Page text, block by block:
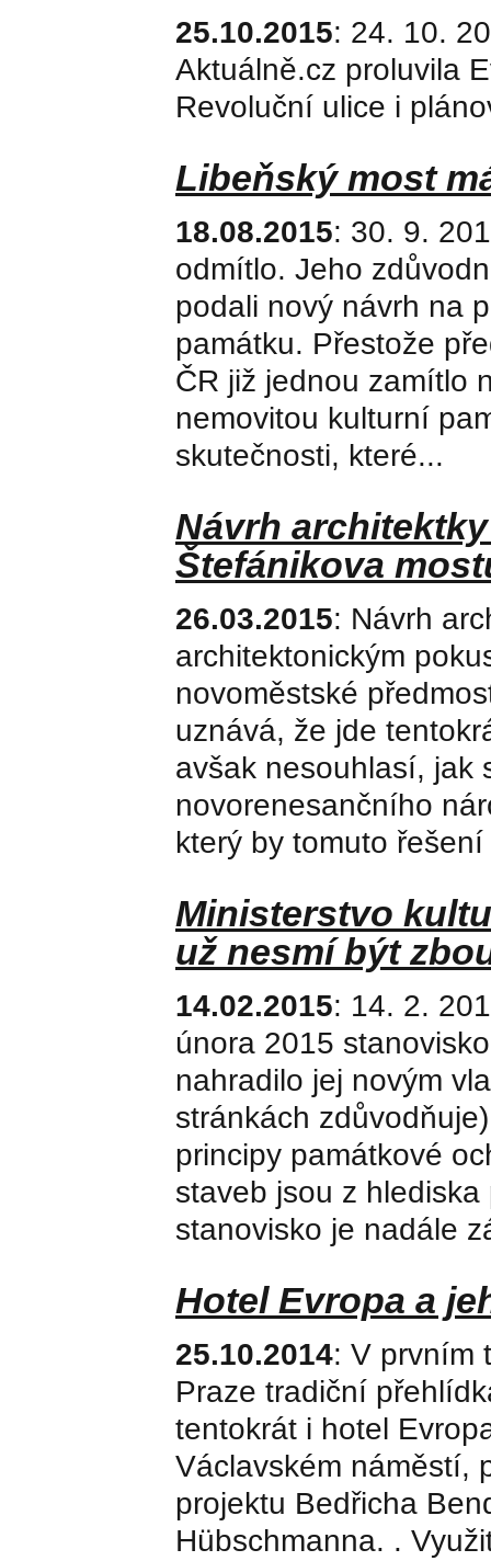
25.10.2015: 24. 10.
Aktuálně.cz proluvila
Revoluční ulice i
Libeňský most
18.08.2015: 30. 9.
odmítlo. Jeho
podali nový návrh na
památku. Přestože
ČR již jednou zamítlo
nemovitou kulturní
skutečnosti, které...
Návrh
Štefánikova
26.03.2015: Návrh
architektonickým
novoměstské
uznává, že jde
avšak nesouhlasí, jak
novorenesančního
který by tomuto
Ministerstvo
už nesmí být
14.02.2015: 14. 2.
února 2015
nahradilo jej novým
stránkách
principy památkové
staveb jsou z
stanovisko je nadále
Hotel Evropa a
25.10.2014: V prvním
Praze tradiční
tentokrát i hotel
Václavském náměstí,
projektu Bedřicha
Hübschmanna. .